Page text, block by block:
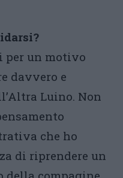
per un motivo
davvero e
Luino. Non
che ho
di riprendere un